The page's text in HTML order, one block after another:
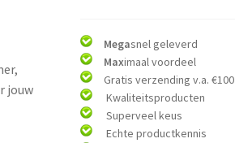
jouw
Megasnel geleverd
Maximaal voordeel
Gratis verzending v.a. €100
Kwaliteitsproducten
Superveel keus
Echte productkennis